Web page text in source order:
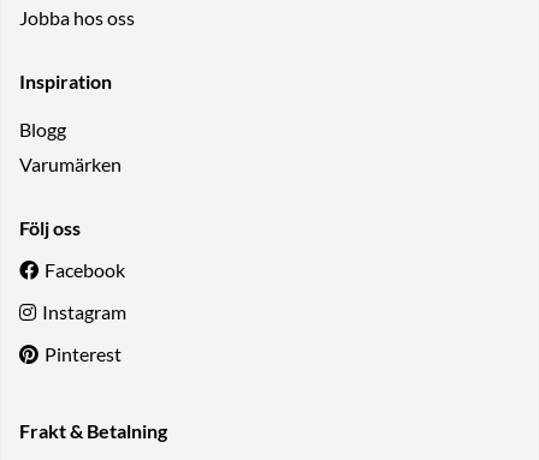
Jobba hos oss
Inspiration
Blogg
Varumärken
Följ oss
Facebook
Instagram
Pinterest
Frakt & Betalning